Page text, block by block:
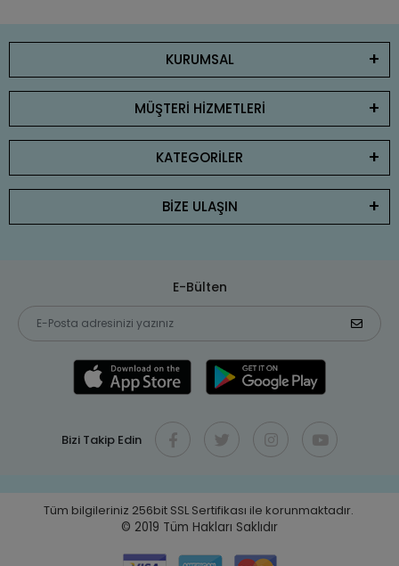
KURUMSAL
MÜŞTERİ HİZMETLERİ
KATEGORİLER
BİZE ULAŞIN
E-Bülten
Bizi Takip Edin
Tüm bilgileriniz 256bit SSL Sertifikası ile korunmaktadır.
© 2019 Tüm Hakları Saklıdır